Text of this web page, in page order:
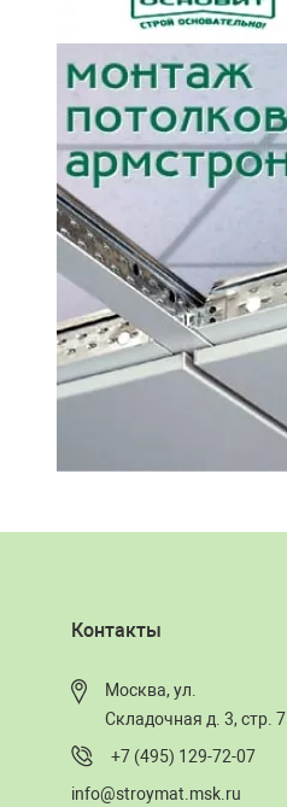
Контакты
Москва, ул.
Складочная д. 3, стр. 7
+7 (495) 129-72-07
info@stroymat.msk.ru